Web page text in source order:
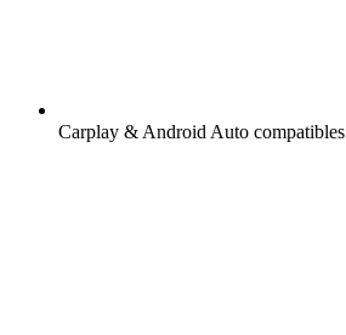
Carplay & Android Auto compatibles